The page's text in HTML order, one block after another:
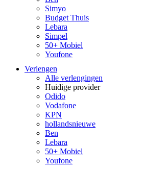
Simyo
Budget Thuis
Lebara
Simpel
50+ Mobiel
Youfone
Verlengen
Alle verlengingen
Huidige provider
Odido
Vodafone
KPN
hollandsnieuwe
Ben
Lebara
50+ Mobiel
Youfone